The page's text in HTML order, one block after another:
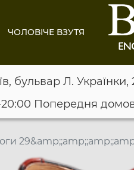
ЧОЛОВІЧЕ ВЗУТЯ
бульвар Л. Українки,
Попередня